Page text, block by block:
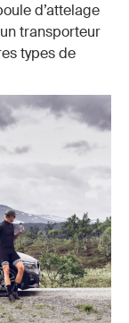
d’attelage
transporteur
types de